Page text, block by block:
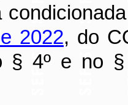
2022, do
§ 4º e no